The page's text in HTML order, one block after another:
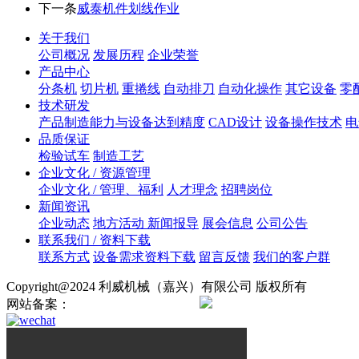
下一条威泰机件划线作业
关于我们
公司概况 发展历程 企业荣誉
产品中心
分条机 切片机 重捲线 自动排刀 自动化操作 其它设备 零
技术研发
产品制造能力与设备达到精度 CAD设计 设备操作技术
品质保证
检验试车 制造工艺
企业文化 / 资源管理
企业文化 / 管理、福利
人才理念 招聘岗位
新闻资讯
企业动态 地方活动 新闻报导 展会信息 公司公告
联系我们 / 资料下载
联系方式 设备需求资料下载 留言反馈 我们的客户群
Copyright@2024 利威机械（嘉兴）有限公司 版权所有
网站备案：